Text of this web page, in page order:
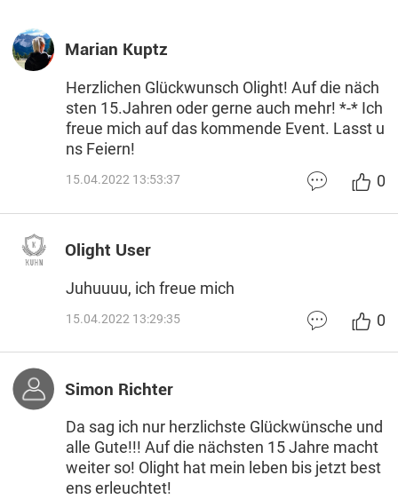
Marian Kuptz
Herzlichen Glückwunsch Olight! Auf die näch
sten 15.Jahren oder gerne auch mehr! *-* Ich
freue mich auf das kommende Event. Lasst u
ns Feiern!
15.04.2022 13:53:37 0
Olight User
Juhuuuu, ich freue mich
15.04.2022 13:29:35 0
Simon Richter
Da sag ich nur herzlichste Glückwünsche und
alle Gute!!! Auf die nächsten 15 Jahre macht
weiter so! Olight hat mein leben bis jetzt best
ens erleuchtet!